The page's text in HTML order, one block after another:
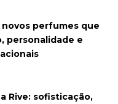
novos perfumes que
personalidade e
Rive: sofisticação,